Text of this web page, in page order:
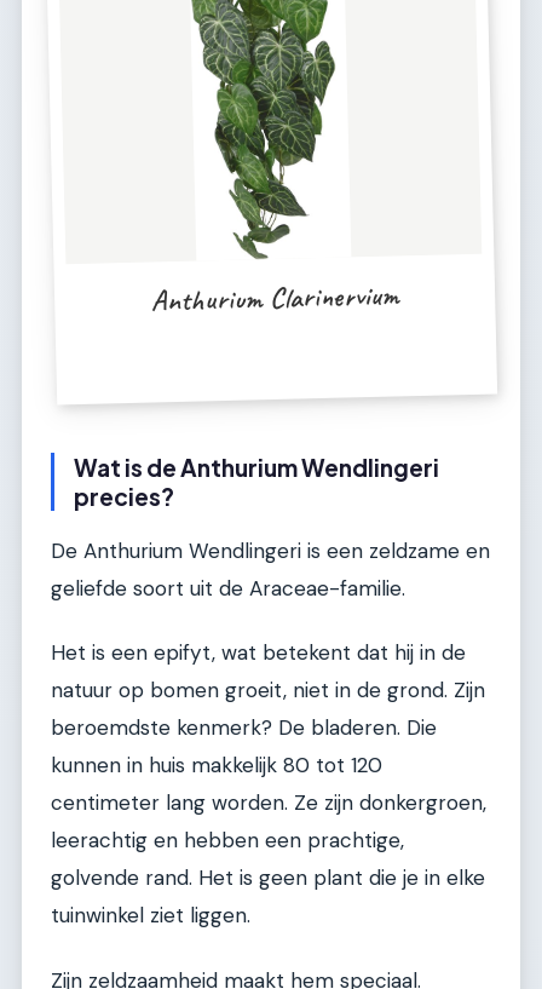
Anthurium Clarinervium
Wat is de Anthurium Wendlingeri
precies?
De Anthurium Wendlingeri is een zeldzame en
geliefde soort uit de Araceae-familie.
Het is een epifyt, wat betekent dat hij in de
natuur op bomen groeit, niet in de grond. Zijn
beroemdste kenmerk? De bladeren. Die
kunnen in huis makkelijk 80 tot 120
centimeter lang worden. Ze zijn donkergroen,
leerachtig en hebben een prachtige,
golvende rand. Het is geen plant die je in elke
tuinwinkel ziet liggen.
Zijn zeldzaamheid maakt hem speciaal.